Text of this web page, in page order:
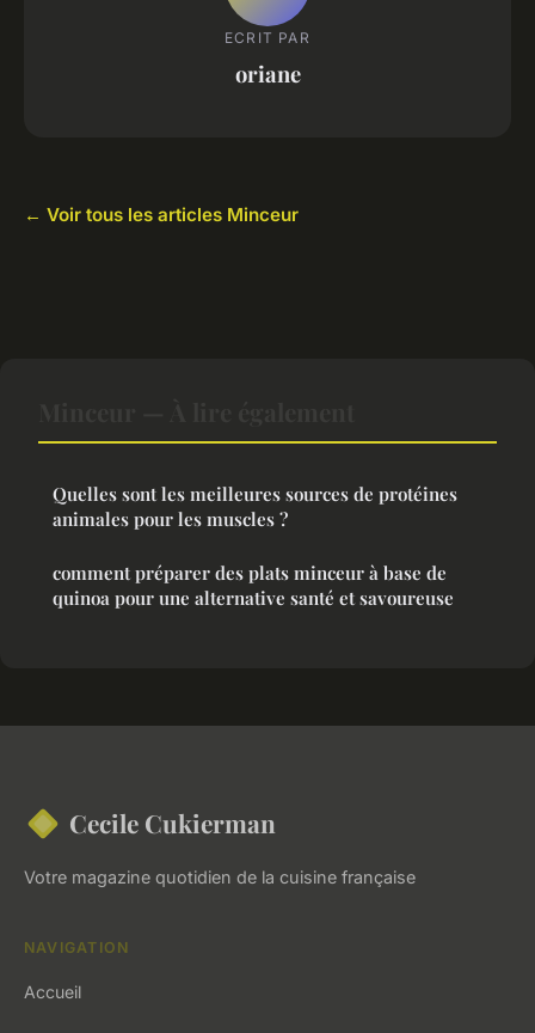
ECRIT PAR
oriane
← Voir tous les articles Minceur
Quelles sont les meilleures sources de protéines
animales pour les muscles ?
comment préparer des plats minceur à base de
quinoa pour une alternative santé et savoureuse
Cecile Cukierman
Votre magazine quotidien de la cuisine française
NAVIGATION
Accueil